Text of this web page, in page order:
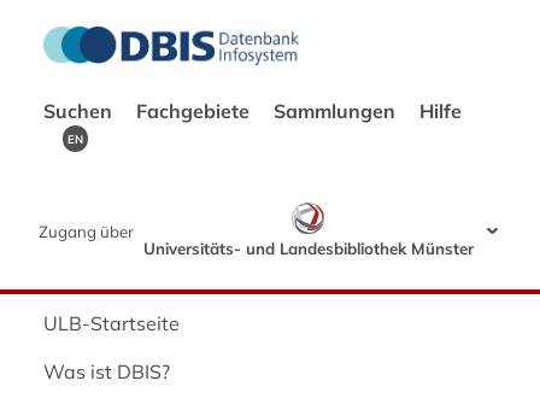
Suchen Fachgebiete Sammlungen Hilfe
EN
Zugang über
Universitäts- und Landesbibliothek Münster
ULB-Startseite
Was ist DBIS?